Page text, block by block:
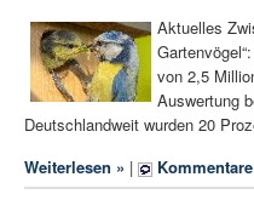
Aktuelles
von 2,5
Auswertung
Deutschlandweit wurden 20
Weiterlesen » |